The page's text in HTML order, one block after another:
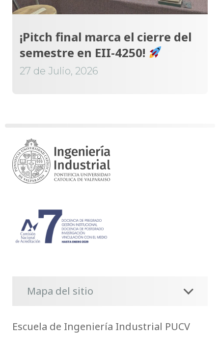
¡Pitch final marca el cierre del
semestre en EII-4250!
27 de Julio, 2026
Mapa del sitio
Escuela de Ingeniería Industrial PUCV